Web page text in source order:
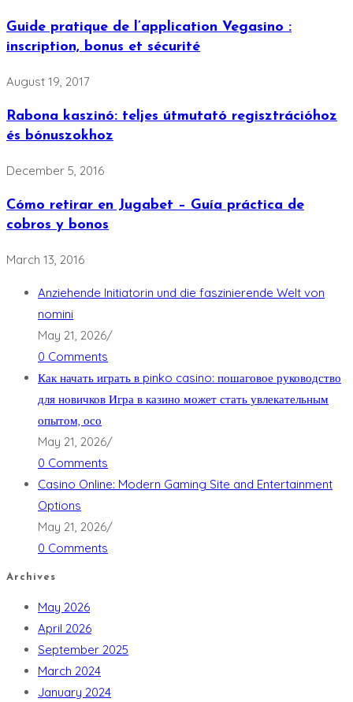
Guide pratique de l’application Vegasino :
inscription, bonus et sécurité
August 19, 2017
Rabona kaszinó: teljes útmutató regisztrációhoz
és bónuszokhoz
December 5, 2016
Cómo retirar en Jugabet – Guía práctica de
cobros y bonos
March 13, 2016
Anziehende Initiatorin und die faszinierende Welt von
nomini
May 21, 2026/
0 Comments
Как начать играть в pinko casino: пошаговое руководство
для новичков Игра в казино может стать увлекательным
опытом, осо
May 21, 2026/
0 Comments
Casino Online: Modern Gaming Site and Entertainment
Options
May 21, 2026/
0 Comments
Archives
May 2026
April 2026
September 2025
March 2024
January 2024